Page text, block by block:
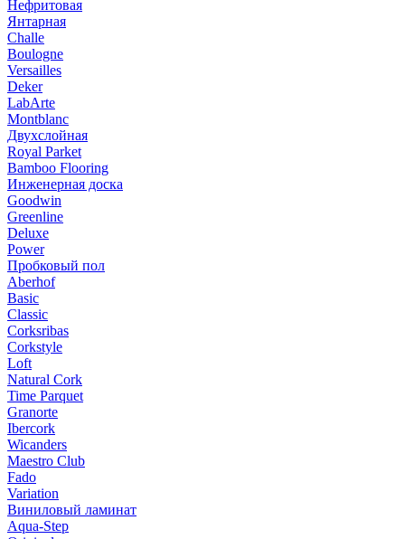
Нефритовая
Янтарная
Challe
Boulogne
Versailles
Deker
LabArte
Montblanc
Двухслойная
Royal Parket
Bamboo Flooring
Инженерная доска
Goodwin
Greenline
Deluxe
Power
Пробковый пол
Aberhof
Basic
Classic
Corksribas
Corkstyle
Loft
Natural Cork
Time Parquet
Granorte
Ibercork
Wicanders
Мaestro Club
Fado
Variation
Виниловый ламинат
Aqua-Step